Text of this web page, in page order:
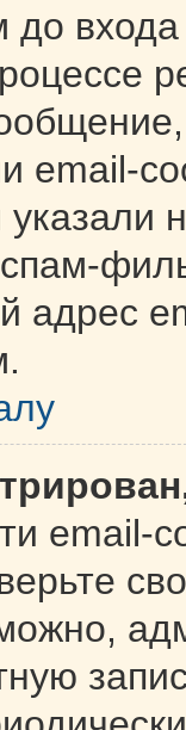
до
email-
адрес
email-